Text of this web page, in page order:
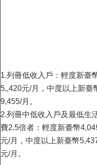
1.列冊低收入戶：輕度新臺
5,,420元/月，中度以上新臺
9,455/月。
2.列冊中低收入戶及最低生
費2.5倍者：輕度新臺幣
元/月，中度以上新臺幣
元/月。